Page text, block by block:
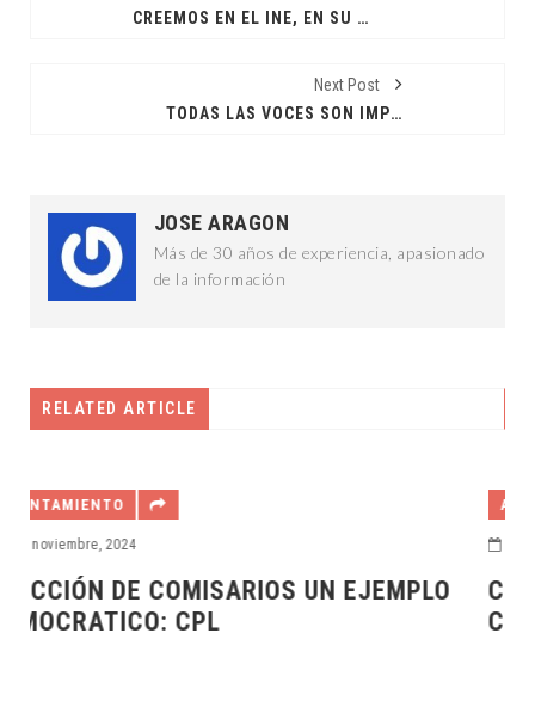
CREEMOS EN EL INE, EN SU IMPARCIALIDAD Y LEALTAD: JJC
Next Post
TODAS LAS VOCES SON IMPORTANTES
JOSE ARAGON
Más de 30 años de experiencia, apasionado
de la información
RELATED ARTICLE
UN EJEMPLO
COMISARÍAS DE MÉRIDA
CON LA NUEVA FORMA DE